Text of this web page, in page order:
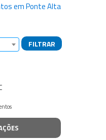
em Ponte Alta
FILTRAR